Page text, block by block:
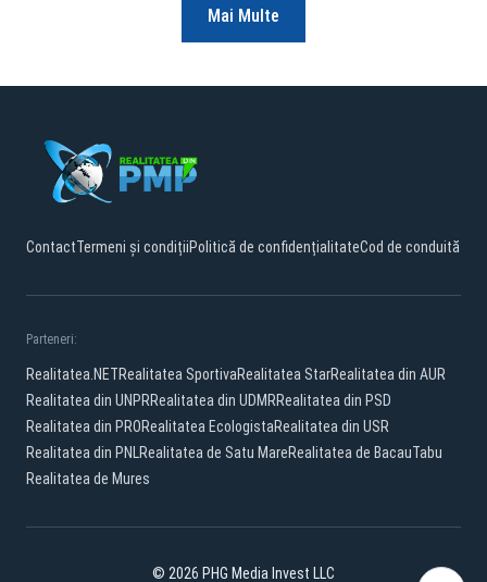
Mai Multe
ContactTermeni și condițiiPolitică de confidențialitateCod de conduită
Parteneri:
Realitatea.NETRealitatea SportivaRealitatea StarRealitatea din AUR
Realitatea din UNPRRealitatea din UDMRRealitatea din PSD
Realitatea din PRORealitatea EcologistaRealitatea din USR
Realitatea din PNLRealitatea de Satu MareRealitatea de BacauTabu
Realitatea de Mures
© 2026 PHG Media Invest LLC